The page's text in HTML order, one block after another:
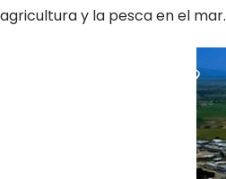
agricultura y la pesca en el mar.